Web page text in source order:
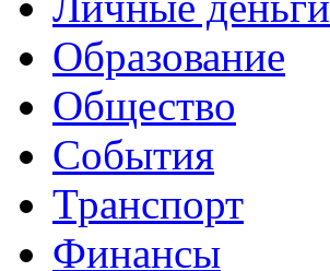
Образование
Общество
События
Транспорт
Финансы